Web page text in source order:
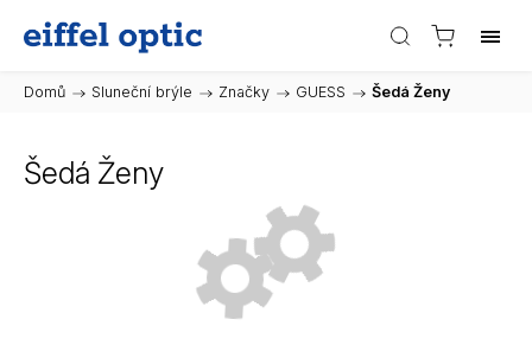
Domů / Sluneční brýle / Značky / GUESS / Šedá Ženy
Šedá Ženy